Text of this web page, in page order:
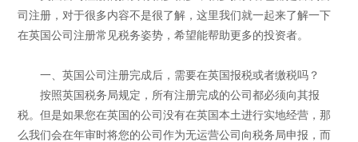
司注册，对于很多内容不是很了解，这里我们就一起来了解一下
在英国公司注册常见税务姿势，希望能帮助更多的投资者。
一、英国公司注册完成后，需要在英国报税或者缴税吗？
按照英国税务局规定，所有注册完成的公司都必须向其报
税。但是如果您在英国的公司没有在英国本土进行实地经营，那
么我们会在年审时将您的公司作为无运营公司向税务局申报，而